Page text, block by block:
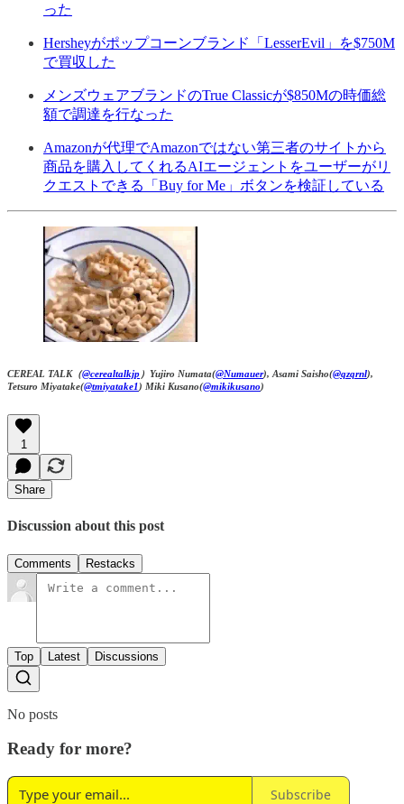
った
Hersheyがポップコーンブランド「LesserEvil」を$750M
で買収した
メンズウェアブランドのTrue Classicが$850Mの時価総
額で調達を行なった
Amazonが代理でAmazonではない第三者のサイトから
商品を購入してくれるAIエージェントをユーザーがリ
クエストできる「Buy for Me」ボタンを検証している
CEREAL TALK（@cerealtalkjp ）Yujiro Numata(@Numauer), Asami Saisho(@qzqrnl),
Tetsuro Miyatake(@tmiyatake1) Miki Kusano(@mikikusano)
1
Share
Discussion about this post
Comments Restacks
Top Latest Discussions
No posts
Ready for more?
Subscribe